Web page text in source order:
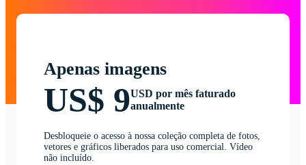
Apenas imagens
US$ 9USD por mês faturado
anualmente
Desbloqueie o acesso à nossa coleção completa de fotos,
vetores e gráficos liberados para uso comercial. Vídeo
não incluído.